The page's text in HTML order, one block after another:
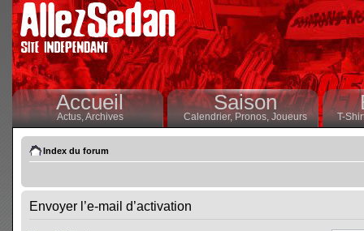
Accueil
Actus,Archives
Saison
Calendrier,Pronos, Joueurs T-
Index du forum
Envoyer l’e-mail d’activation